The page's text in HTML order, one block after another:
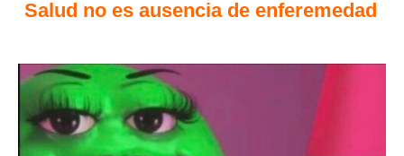
Salud no es ausencia de enferemedad